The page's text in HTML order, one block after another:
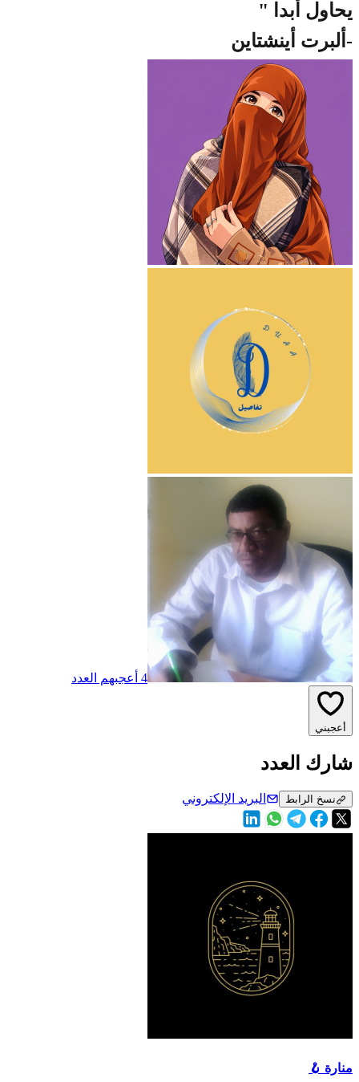
يحاول أبدا "
-ألبرت أينشتاين
4 أعجبهم العدد
أعجبني
شارك العدد
نسخ الرابط البريد الإلكتروني
منارة 🪝